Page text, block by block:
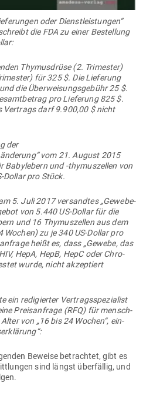
oder Dienst­leis­tungen“
die FDA zu einer Bestellung
Thy­mus­drüse (2. Tri­mester)
für 325 $. Die Lie­ferung
die Über­wei­sungs­gebühr 25 $.
pro Lie­ferung 825 $.
Ver­trags darf 9.900,00 $ nicht
der
vom 21. August 2015
Baby­lebern und ‑thy­mus­zellen von
Dollar pro Stück.
5. Juli 2017 ver­sandtes „Gewe­be­
von 5.440 US-Dollar für die
und 16 Thy­mus­zellen aus dem
zu je 340 US-Dollar pro
heißt es, dass „Gewebe, das
HepA, HepB, HepC oder Chro­
wurde, nicht akzep­tiert
ein redi­gierter Ver­trags­spe­zialist
Preis­an­frage (RFQ) für mensch­
von „16 bis 24 Wochen“, ein­
Beweise betrachtet, gibt es
sind längst über­fällig, und